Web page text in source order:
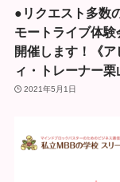
●リクエスト多数
モートライブ体験
開催します！《ア
ィ・トレーナー栗
2021年5月1日